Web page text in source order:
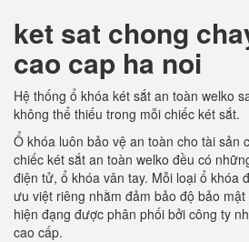
ket sat chong
cao cap ha noi
Hệ thống ổ khóa két sắt an toàn welko
không thể thiếu trong mỗi chiếc két sắt.
Ổ khóa luôn bảo vệ an toàn cho tài sản
chiếc két sắt an toàn welko đều có
điện tử, ổ khóa vân tay. Mỗi loại ổ khóa
ưu việt riêng nhằm đảm bảo độ bảo
hiện đạng được phân phối bởi công ty
cao cấp.